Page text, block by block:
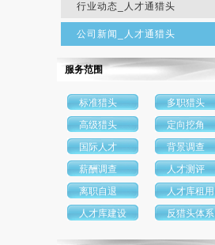
行业动态_人才通猎头
公司新闻_人才通猎头
服务范围
标准猎头
多职猎头
高级猎头
定向挖角
国际人才
背景调查
薪酬调查
人才测评
离职自退
人才库租用
人才库建设
反猎头体系